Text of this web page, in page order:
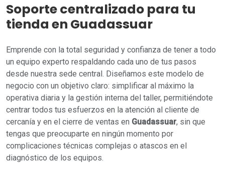
Soporte centralizado para tu
tienda en Guadassuar
Emprende con la total seguridad y confianza de tener a todo
un equipo experto respaldando cada uno de tus pasos
desde nuestra sede central. Diseñamos este modelo de
negocio con un objetivo claro: simplificar al máximo la
operativa diaria y la gestión interna del taller, permitiéndote
centrar todos tus esfuerzos en la atención al cliente de
cercanía y en el cierre de ventas en Guadassuar, sin que
tengas que preocuparte en ningún momento por
complicaciones técnicas complejas o atascos en el
diagnóstico de los equipos.